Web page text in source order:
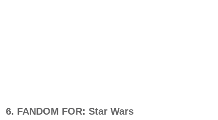
6. FANDOM FOR: Star Wars